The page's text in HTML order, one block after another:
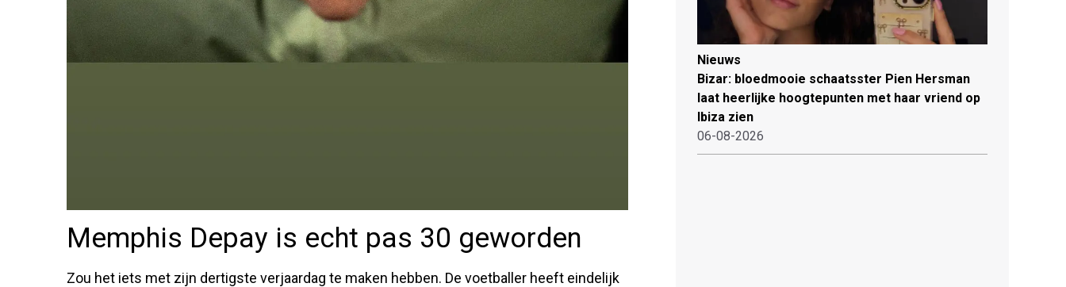
Memphis Depay is echt pas 30 geworden
Zou het iets met zijn dertigste verjaardag te maken hebben. De voetballer heeft eindelijk
Nieuws
Bizar: bloedmooie schaatsster Pien Hersman
laat heerlijke hoogtepunten met haar vriend op
Ibiza zien
06-08-2026